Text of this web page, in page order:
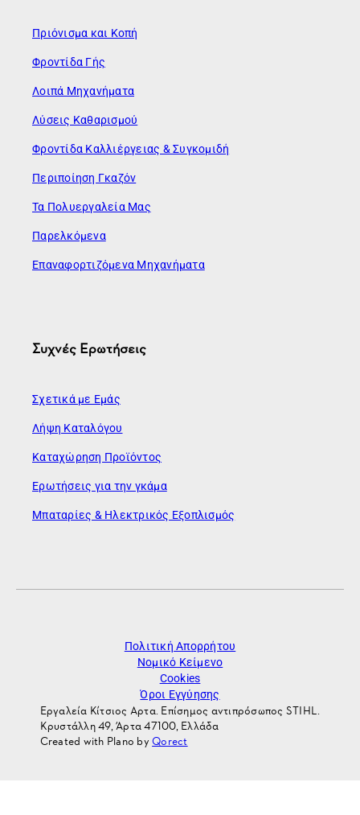
Πριόνισμα και Κοπή
Φροντίδα Γής
Λοιπά Μηχανήματα
Λύσεις Καθαρισμού
Φροντίδα Καλλιέργειας & Συγκομιδή
Περιποίηση Γκαζόν
Τα Πολυεργαλεία Μας
Παρελκόμενα
Επαναφορτιζόμενα Μηχανήματα
Συχνές Ερωτήσεις
Σχετικά με Εμάς
Λήψη Καταλόγου
Καταχώρηση Προϊόντος
Ερωτήσεις για την γκάμα
Μπαταρίες & Ηλεκτρικός Εξοπλισμός
Πολιτική Απορρήτου
Νομικό Κείμενο
Cookies
Όροι Εγγύησης
Εργαλεία Κίτσιος Αρτα. Επίσημος αντιπρόσωπος STIHL.
Κρυστάλλη 49, Άρτα 47100, Ελλάδα
Created with Plano byQorect